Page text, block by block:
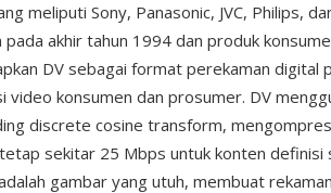
meliputi Sony, Panasonic, JVC, Philips,
pada akhir tahun 1994 dan produk
DV sebagai format perekaman digital
video konsumen dan prosumer. DV
discrete cosine transform,
sekitar 25 Mbps untuk konten definisi
gambar yang utuh, membuat